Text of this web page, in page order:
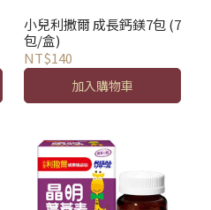
小兒利撒爾 成長鈣鎂7包 (7
包/盒)
NT$140
加入購物車